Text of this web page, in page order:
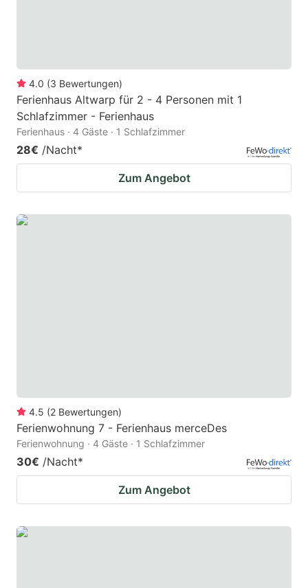
4.0 (3 Bewertungen)
Ferienhaus Altwarp für 2 - 4 Personen mit 1
Schlafzimmer - Ferienhaus
Ferienhaus · 4 Gäste · 1 Schlafzimmer
28€ /Nacht*
Zum Angebot
4.5 (2 Bewertungen)
Ferienwohnung 7 - Ferienhaus merceDes
Ferienwohnung · 4 Gäste · 1 Schlafzimmer
30€ /Nacht*
Zum Angebot